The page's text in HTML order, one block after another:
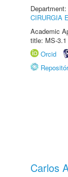
Department:
CIRURGIA
Academic
title: MS-3.1
Orcid
Carlos